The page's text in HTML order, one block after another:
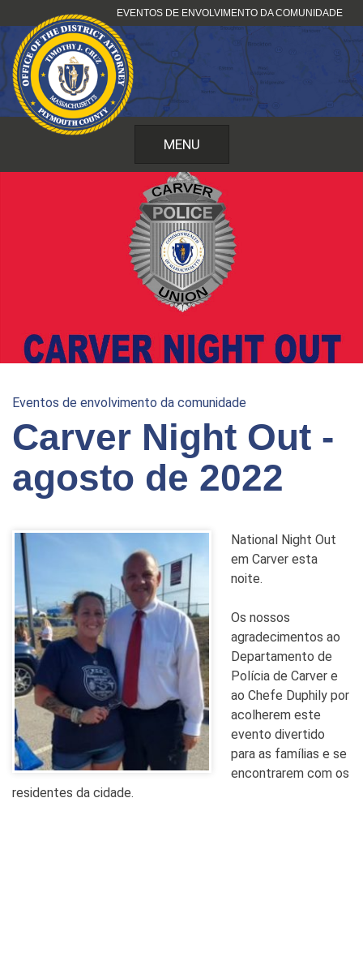
para
o
conteúdo
EVENTOS DE ENVOLVIMENTO DA COMUNIDADE
MENU
Eventos de envolvimento da comunidade
Carver Night Out -
agosto de 2022
National Night Out
em Carver esta
noite.
Os nossos
agradecimentos ao
Departamento de
Polícia de Carver e
ao Chefe Duphily por
acolherem este
evento divertido
para as famílias e se
encontrarem com os
residentes da cidade.